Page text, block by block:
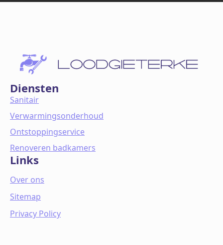
Diensten
Sanitair
Verwarmingsonderhoud
Ontstoppingservice
Renoveren badkamers
Links
Over ons
Sitemap
Privacy Policy